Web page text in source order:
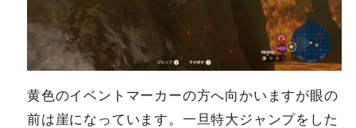
黄色のイベントマーカーの方へ向かいますが眼の
前は崖になっています。一旦特大ジャンプをした